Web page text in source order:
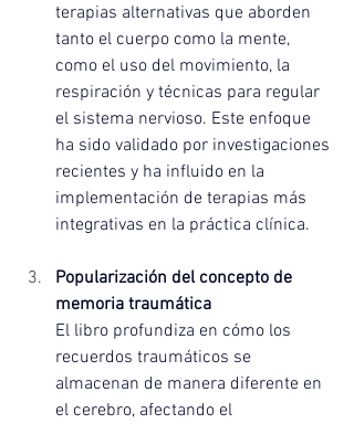
terapias alternativas que aborden
tanto el cuerpo como la mente,
como el uso del movimiento, la
respiración y técnicas para regular
el sistema nervioso. Este enfoque
ha sido validado por investigaciones
recientes y ha influido en la
implementación de terapias más
integrativas en la práctica clínica.
Popularización del concepto de
memoria traumática
El libro profundiza en cómo los
recuerdos traumáticos se
almacenan de manera diferente en
el cerebro, afectando el